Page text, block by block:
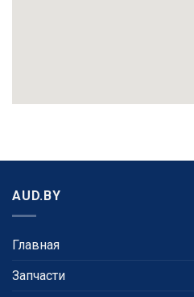
AUD.BY
Главная
Запчасти